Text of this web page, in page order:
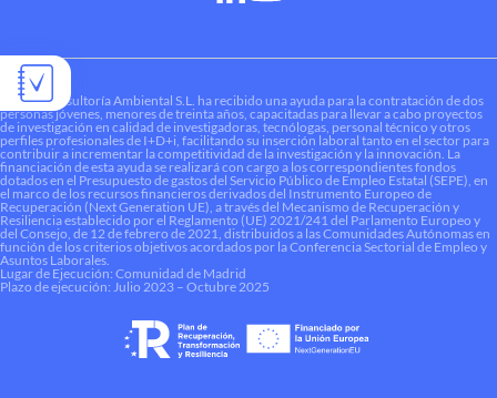
Liquen Consultoría Ambiental S.L. ha recibido una ayuda para la contratación de dos
personas jóvenes, menores de treinta años, capacitadas para llevar a cabo proyectos
de investigación en calidad de investigadoras, tecnólogas, personal técnico y otros
perfiles profesionales de I+D+i, facilitando su inserción laboral tanto en el sector para
contribuir a incrementar la competitividad de la investigación y la innovación. La
financiación de esta ayuda se realizará con cargo a los correspondientes fondos
dotados en el Presupuesto de gastos del Servicio Público de Empleo Estatal (SEPE), en
el marco de los recursos financieros derivados del Instrumento Europeo de
Recuperación (Next Generation UE), a través del Mecanismo de Recuperación y
Resiliencia establecido por el Reglamento (UE) 2021/241 del Parlamento Europeo y
del Consejo, de 12 de febrero de 2021, distribuidos a las Comunidades Autónomas en
función de los criterios objetivos acordados por la Conferencia Sectorial de Empleo y
Asuntos Laborales.
Lugar de Ejecución: Comunidad de Madrid
Plazo de ejecución: Julio 2023 – Octubre 2025